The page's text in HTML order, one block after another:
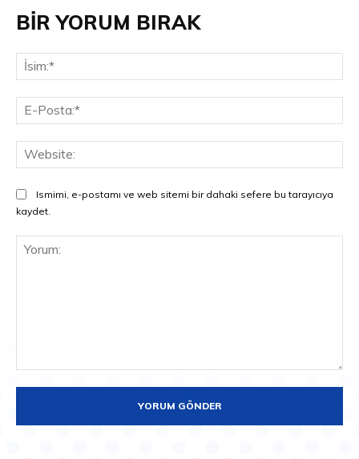
BİR YORUM BIRAK
Ismimi, e-postamı ve web sitemi bir dahaki sefere bu tarayıcıya
kaydet.